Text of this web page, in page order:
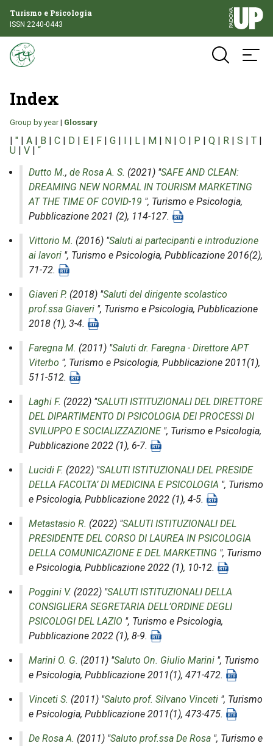
Turismo e Psicologia
ISSN 2240-0443
Index
Group by year | Glossary
| " | A | B | C | D | E | F | G | I | L | M | N | O | P | Q | R | S | T |
U | V | “
Dutto M., de Rosa A. S. (2021) "SAFE AND CLEAN:
DREAMING NEW NORMAL IN TOURISM MARKETING
AT THE TIME OF COVID-19 ", Turismo e Psicologia,
Pubblicazione 2021 (2), 114-127.
Vittorio M. (2016) "Saluti ai partecipanti e introduzione
ai lavori ", Turismo e Psicologia, Pubblicazione 2016(2),
71-72.
Giaveri P. (2018) "Saluti del dirigente scolastico
prof.ssa Giaveri ", Turismo e Psicologia, Pubblicazione
2018 (1), 3-4.
Faregna M. (2011) "Saluti dr. Faregna - Direttore APT
Viterbo ", Turismo e Psicologia, Pubblicazione 2011(1),
511-512.
Laghi F. (2022) "SALUTI ISTITUZIONALI DEL DIRETTORE
DEL DIPARTIMENTO DI PSICOLOGIA DEI PROCESSI DI
SVILUPPO E SOCIALIZZAZIONE", Turismo e Psicologia,
Pubblicazione 2022 (1), 6-7.
Lucidi F. (2022) "SALUTI ISTITUZIONALI DEL PRESIDE
DELLA FACOLTA’ DI MEDICINA E PSICOLOGIA ", Turismo
e Psicologia, Pubblicazione 2022 (1), 4-5.
Metastasio R. (2022) "SALUTI ISTITUZIONALI DEL
PRESIDENTE DEL CORSO DI LAUREA IN PSICOLOGIA
DELLA COMUNICAZIONE E DEL MARKETING ", Turismo
e Psicologia, Pubblicazione 2022 (1), 10-12.
Poggini V. (2022) "SALUTI ISTITUZIONALI DELLA
CONSIGLIERA SEGRETARIA DELL’ORDINE DEGLI
PSICOLOGI DEL LAZIO ", Turismo e Psicologia,
Pubblicazione 2022 (1), 8-9.
Marini O. G. (2011) "Saluto On. Giulio Marini ", Turismo
e Psicologia, Pubblicazione 2011(1), 471-472.
Vinceti S. (2011) "Saluto prof. Silvano Vinceti ", Turismo
e Psicologia, Pubblicazione 2011(1), 473-475.
De Rosa A. (2011) "Saluto prof.ssa De Rosa ", Turismo e